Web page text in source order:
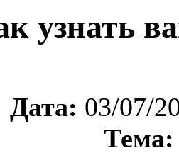
узнать
Дата: 03/07/
Тема: